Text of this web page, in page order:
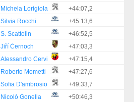
Michela Lorigiola
+44:07,2
Silvia Rocchi
+45:13,6
S. Scattolin
+46:52,5
Jiří Černoch
+47:03,3
Alessandro Cervi
+47:15,4
Roberto Mometti
+47:27,6
Sofia D'ambrosio
+49:33,7
Nicolò Gonella
+50:46,3